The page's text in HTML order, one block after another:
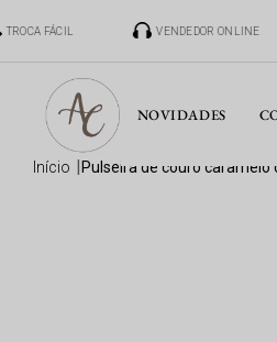
TROCA FÁCIL VENDEDOR ONLINE
NOVIDADES
início pulseira de couro